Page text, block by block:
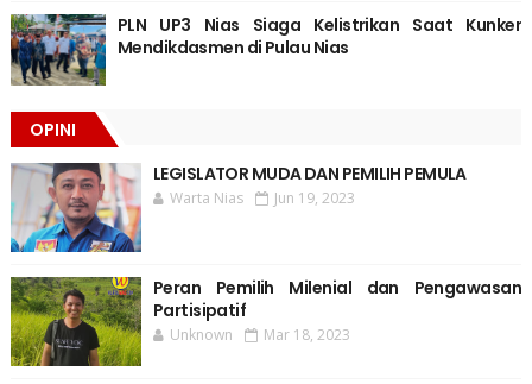
PLN UP3 Nias Siaga Kelistrikan Saat Kunker
Mendikdasmen di Pulau Nias
OPINI
LEGISLATOR MUDA DAN PEMILIH PEMULA
Warta Nias Jun 19, 2023
Peran Pemilih Milenial dan Pengawasan
Partisipatif
Unknown Mar 18, 2023